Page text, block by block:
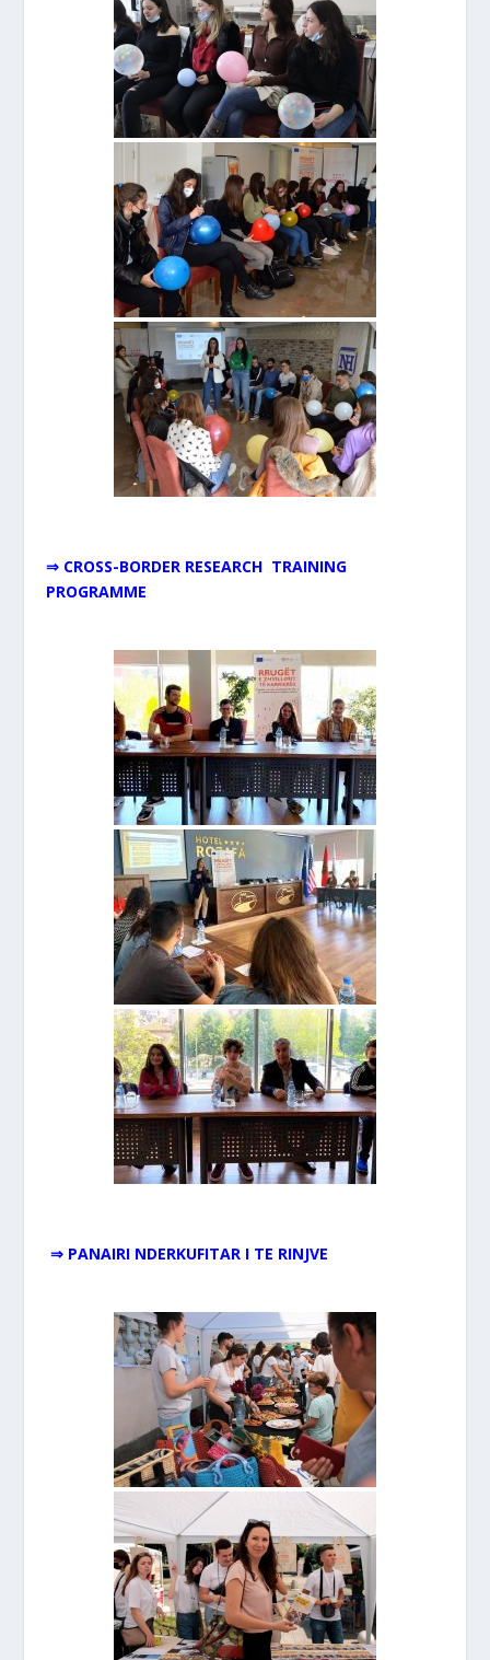
⇒ CROSS-BORDER RESEARCH TRAINING
PROGRAMME
⇒ PANAIRI NDERKUFITAR I TE RINJVE